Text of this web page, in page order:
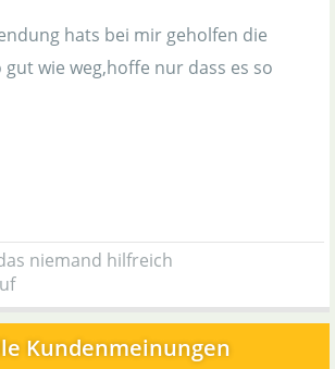
hats bei mir geholfen die
gut wie weg,hoffe nur dass es so
niemand hilfreich
Kundenmeinungen